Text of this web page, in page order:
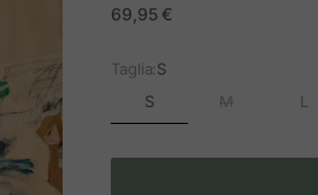
Prezzo in offerta
69,95 €
Taglia:S
S M L